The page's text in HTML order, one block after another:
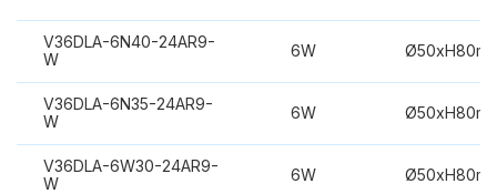
V36DLA-6N40-24AR9-
W
6W
V36DLA-6N35-24AR9-
W
6W
V36DLA-6W30-24AR9-
W
6W